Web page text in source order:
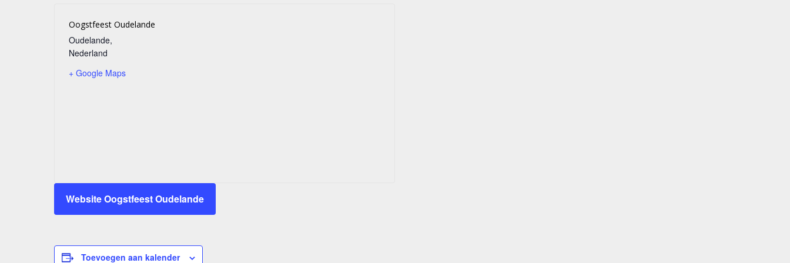
Oogstfeest Oudelande
Oudelande,
Nederland
+ Google Maps
Website Oogstfeest Oudelande
Toevoegen aan kalender